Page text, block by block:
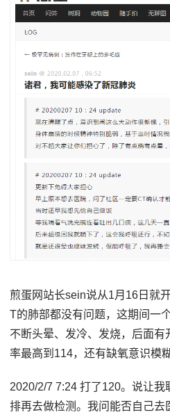
煎蛋网站长sein说从1月16日就
T的肺部都没有问题，这期间一
不断头晕、发冷、发烧，后面
率最高到114，还有缺氧意识模糊
2020/2/7 7:24 打了120。说让
排再去做检测。我问能否自己去